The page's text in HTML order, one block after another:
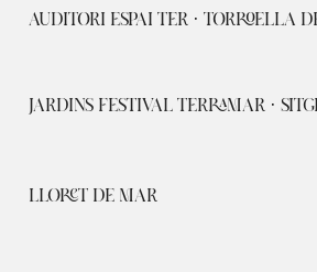
AUDITORI ESPAI TER · TORROELLA
JARDINS FESTIVAL TERRAMAR ·
LLORET DE MAR